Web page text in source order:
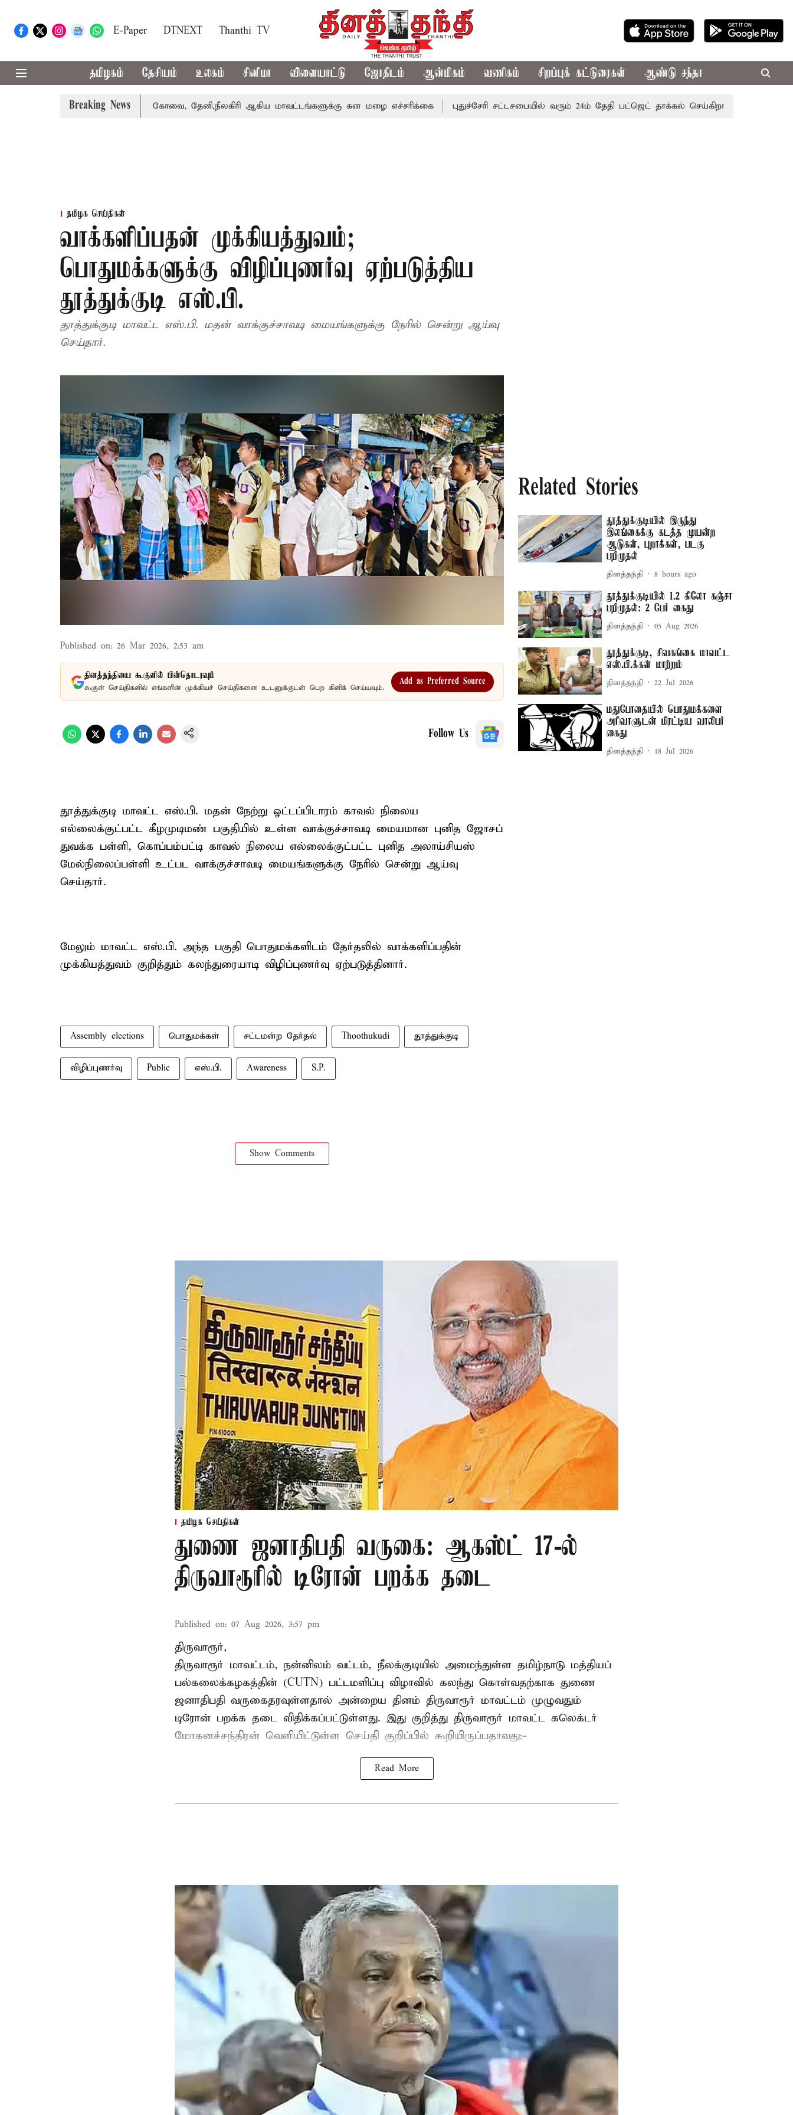
E-Paper DTNEXT Thanthi TV
தமிழகம் தேசியம் உலகம் சினிமா விளையாட்டு ஜோதிடம் ஆன்மிகம் வணிகம் சிறப்புக் கட்டுரைகள் ஆண்டு சந்தா
Breaking News
வாபஸ் பெற்றார் சங்கீதா கோவை, தேனி,நீலகிரி ஆகிய மாவட்டங்களுக்கு கன மழை எச்சரிக்கை புதுச்சேரி சட்டசபையில் வரும் 24ம் தேதி பட்ஜெட் தாக்கல் செய்கிறார் முதல்-அமைச்சர்
தமிழக செய்திகள்
வாக்களிப்பதன் முக்கியத்துவம்;
பொதுமக்களுக்கு விழிப்புணர்வு ஏற்படுத்திய
தூத்துக்குடி எஸ்.பி.
தூத்துக்குடி மாவட்ட எஸ்.பி. மதன் வாக்குச்சாவடி மையங்களுக்கு நேரில் சென்று ஆய்வு
செய்தார்.
Published on: 26 Mar 2026, 2:53 am
தினத்தந்தியை கூகுளில் பின்தொடரவும்
கூகுள் செய்திகளில் எங்களின் முக்கியச் செய்திகளை உடனுக்குடன் பெற கிளிக் செய்யவும்.
Add as Preferred Source
Follow Us
தூத்துக்குடி மாவட்ட எஸ்.பி. மதன் நேற்று ஓட்டப்பிடாரம் காவல் நிலைய
எல்லைக்குட்பட்ட கீழமுடிமண் பகுதியில் உள்ள வாக்குச்சாவடி மையமான புனித ஜோசப்
துவக்க பள்ளி, கொப்பம்பட்டி காவல் நிலைய எல்லைக்குட்பட்ட புனித அலாய்சியஸ்
மேல்நிலைப்பள்ளி உட்பட வாக்குச்சாவடி மையங்களுக்கு நேரில் சென்று ஆய்வு
செய்தார்.
மேலும் மாவட்ட எஸ்.பி. அந்த பகுதி பொதுமக்களிடம் தேர்தலில் வாக்களிப்பதின்
முக்கியத்துவம் குறித்தும் கலந்துரையாடி விழிப்புணர்வு ஏற்படுத்தினார்.
Assembly elections பொதுமக்கள் சட்டமன்ற தேர்தல் Thoothukudi தூத்துக்குடி
விழிப்புணர்வு Public எஸ்.பி. Awareness S.P.
Show Comments
Related Stories
தூத்துக்குடியில் இருந்து
இலங்கைக்கு கடத்த முயன்ற
ஆடுகள், புறாக்கள், படகு
பறிமுதல்
தினத்தந்தி 8 hours ago
தூத்துக்குடியில் 1.2 கிலோ கஞ்சா
பறிமுதல்: 2 பேர் கைது
தினத்தந்தி 05 Aug 2026
தூத்துக்குடி, சிவகங்கை மாவட்ட
எஸ்.பி.க்கள் மாற்றம்
தினத்தந்தி 22 Jul 2026
மதுபோதையில் பொதுமக்களை
அரிவாளுடன் மிரட்டிய வாலிபர்
கைது
தினத்தந்தி 18 Jul 2026
தமிழக செய்திகள்
துணை ஜனாதிபதி வருகை: ஆகஸ்ட் 17-ல்
திருவாரூரில் டிரோன் பறக்க தடை
Published on: 07 Aug 2026, 3:57 pm
திருவாரூர்,
திருவாரூர் மாவட்டம், நன்னிலம் வட்டம், நீலக்குடியில் அமைந்துள்ள தமிழ்நாடு மத்தியப்
பல்கலைக்கழகத்தின் (CUTN) பட்டமளிப்பு விழாவில் கலந்து கொள்வதற்காக துணை
ஜனாதிபதி வருகைதரவுள்ளதால் அன்றைய தினம் திருவாரூர் மாவட்டம் முழுவதும்
டிரோன் பறக்க தடை விதிக்கப்பட்டுள்ளது. இது குறித்து திருவாரூர் மாவட்ட கலெக்டர்
மோகனச்சந்திரன் வெளியிட்டுள்ள செய்தி குறிப்பில் கூறியிருப்பதாவது:-
Read More